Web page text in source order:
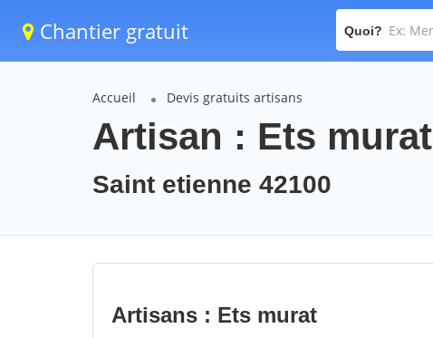
Chantier gratuit Quoi?
Accueil Devis gratuits artisans
Artisan : Ets murat
Saint etienne 42100
Artisans : Ets murat